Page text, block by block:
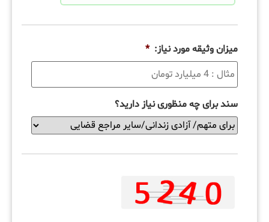
میزان وثیقه مورد نیاز: *
سند برای چه منظوری نیاز دارید؟